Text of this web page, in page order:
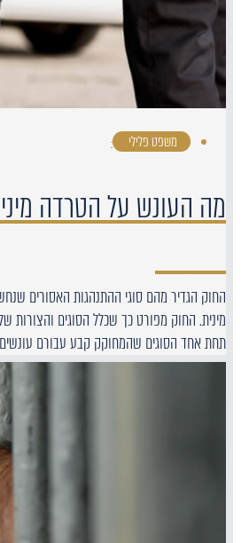
משפט פלילי ·
מה העונש על הטרדה
החוק הגדיר מהם סוגי ההתנהגות האסורים
מינית. החוק מפורט כך שכלל הסוגים והצורות
תחת אחד הסוגים שהמחוקק קבע עבורם